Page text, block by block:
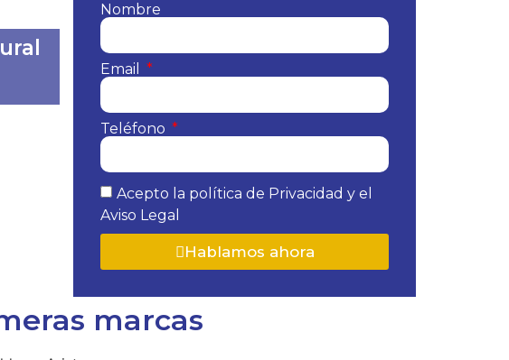
Nombre
Email
Teléfono
Acepto la política de Privacidad y el
Aviso Legal
Hablamos ahora
marcas